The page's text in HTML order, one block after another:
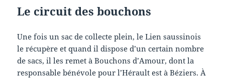
Le circuit des bouchons
Une fois un sac de collecte plein, le Lien saussinois
le récupère et quand il dispose d’un certain nombre
de sacs, il les remet à Bouchons d’Amour, dont la
responsable bénévole pour l’Hérault est à Béziers. À